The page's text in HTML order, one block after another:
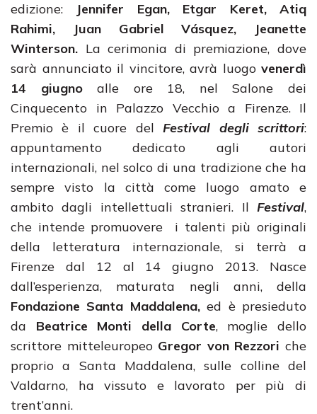
edizione:
Jennifer Egan, Etgar Keret, Atiq
Rahimi, Juan Gabriel Vásquez, Jeanette
Winterson. La cerimonia di premiazione, dove
sarà annunciato il vincitore, avrà luogovenerdì
14 giugnoalle ore 18, nel Salone dei
Cinquecento in Palazzo Vecchio a Firenze. Il
Premio è il cuore delFestival degli scrittori:
appuntamento dedicato agli autori
internazionali, nel solco di una tradizione che ha
sempre visto la città come luogo amato e
ambito dagli intellettuali stranieri. Il Festival,
che intende promuovere i talenti più originali
della letteratura internazionale, si terrà a
Firenze dal 12 al 14 giugno 2013. Nasce
dall’esperienza, maturata negli anni, della
Fondazione Santa Maddalena,ed è presieduto
da Beatrice Monti della Corte, moglie dello
scrittore mitteleuropeo Gregor von Rezzoriche
proprio a Santa Maddalena, sulle colline del
Valdarno, ha vissuto e lavorato per più di
trent’anni.